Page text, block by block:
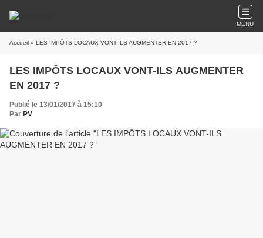
MENU
Accueil » LES IMPÔTS LOCAUX VONT-ILS AUGMENTER EN 2017 ?
LES IMPÔTS LOCAUX VONT-ILS AUGMENTER
EN 2017 ?
Publié le 13/01/2017 à 15:10
Par PV